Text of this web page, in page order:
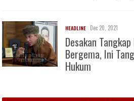
HEADLINE Dec 20, 2021
Desakan
Bergema, Ini
Hukum